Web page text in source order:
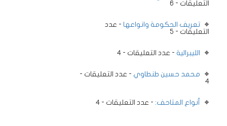
التعليقات - 6
تعريف الحكومة وانواعها - عدد
التعليقات - 5
الليبرالية - عدد التعليقات - 4
محمد حسين طنطاوي - عدد التعليقات -
4
أنواع المتاحف: - عدد التعليقات - 4